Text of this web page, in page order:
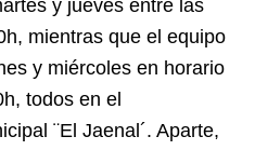
y jueves entre las
mientras que el equipo
y miércoles en horario
todos en el
¨El Jaenal´. Aparte,